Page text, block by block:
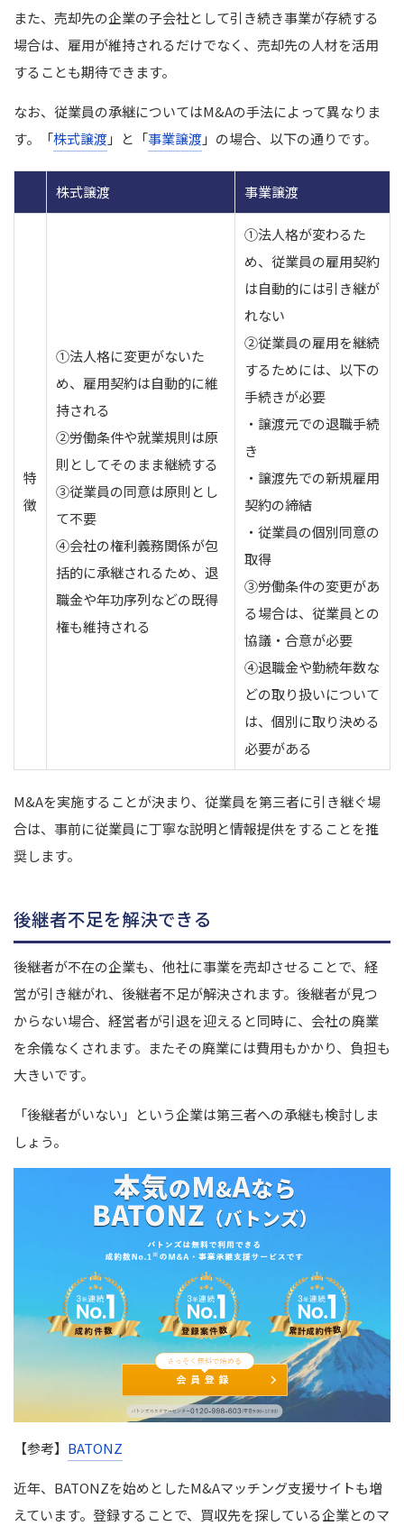
また、売却先の企業の子会社として引き続き事業が存続する
場合は、雇用が維持されるだけでなく、売却先の人材を活用
することも期待できます。
なお、従業員の承継についてはM&Aの手法によって異なりま
す。
「株式譲渡」と「事業譲渡」の場合、以下の通りです。
株式譲渡 事業譲渡
特
徴
①法人格に変更がないた
め、雇用契約は自動的に維
持される
②労働条件や就業規則は原
則としてそのまま継続する
③従業員の同意は原則とし
て不要
④会社の権利義務関係が包
括的に承継されるため、退
職金や年功序列などの既得
権も維持される
①法人格が変わるた
め、従業員の雇用契約
は自動的には引き継が
れない
②従業員の雇用を継続
するためには、以下の
手続きが必要
・譲渡元での退職手続
き
・譲渡先での新規雇用
契約の締結
・従業員の個別同意の
取得
③労働条件の変更があ
る場合は、従業員との
協議・合意が必要
④退職金や勤続年数な
どの取り扱いについて
は、個別に取り決める
必要がある
M&Aを実施することが決まり、従業員を第三者に引き継ぐ場
合は、事前に従業員に丁寧な説明と情報提供をすることを推
奨します。
後継者不足を解決できる
後継者が不在の企業も、他社に事業を売却させることで、経
営が引き継がれ、後継者不足が解決されます。 後継者が見つ
からない場合、経営者が引退を迎えると同時に、会社の廃業
を余儀なくされます。またその廃業には費用もかかり、負担も
大きいです。
「後継者がいない」という企業は第三者への承継も検討しま
しょう。
【参考】 BATONZ
近年、BATONZを始めとしたM&Aマッチング支援サイトも増
えています。登録することで、買収先を探している企業とのマ